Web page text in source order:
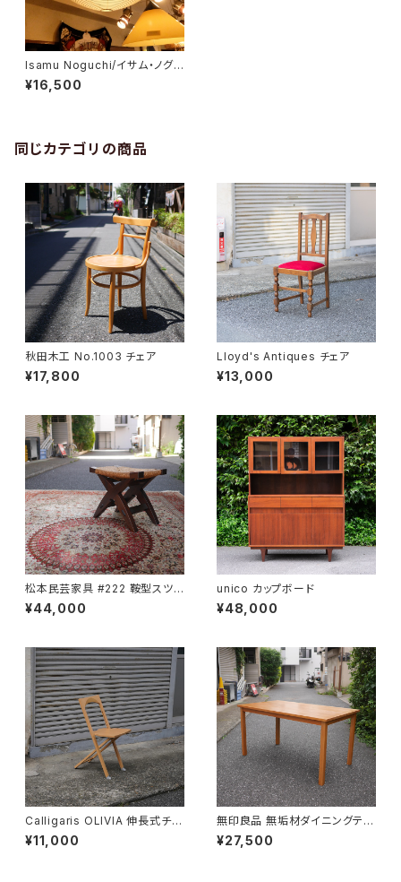
Isamu Noguchi/イサム・ノグチ
AKARI ペンダントライト
¥16,500
同じカテゴリの商品
秋田木工 No.1003 チェア
¥17,800
Lloyd's Antiques チェア
¥13,000
松本民芸家具 #222 鞍型スツ
ール
¥44,000
unico カップボード
¥48,000
Calligaris OLIVIA 伸長式チェ
ア
¥11,000
無印良品 無垢材ダイニングテー
ブル
¥27,500